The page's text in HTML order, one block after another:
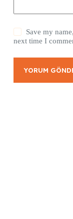
Save my
next time I
YORUM